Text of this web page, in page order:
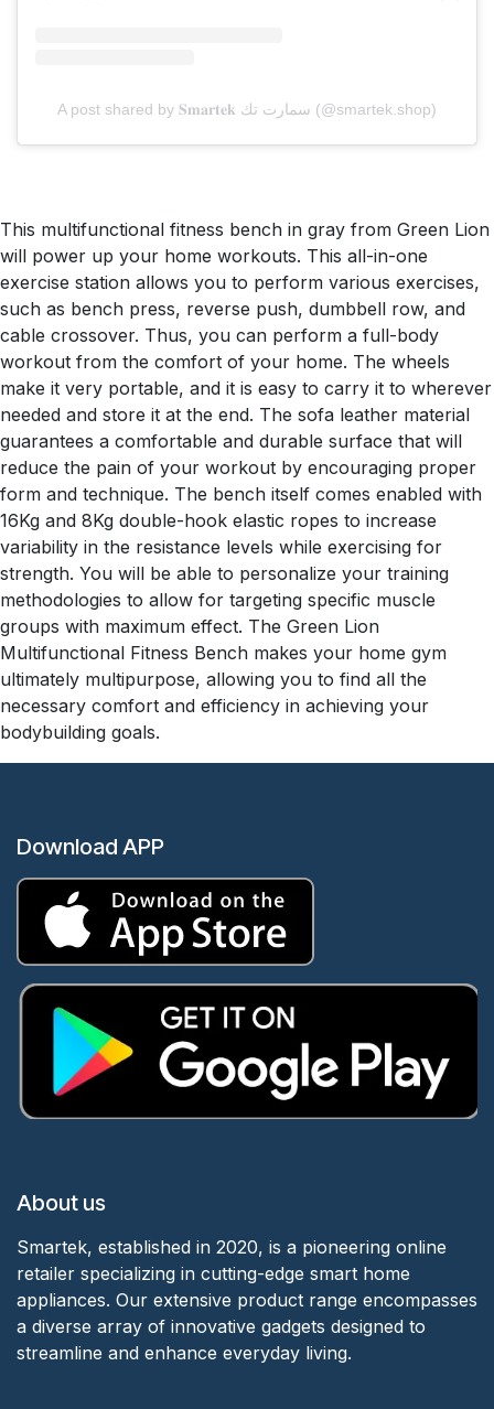
A post shared by 𝐒𝐦𝐚𝐫𝐭𝐞𝐤 سمارت تك (@smartek.shop)
This multifunctional fitness bench in gray from Green Lion
will power up your home workouts. This all-in-one
exercise station allows you to perform various exercises,
such as bench press, reverse push, dumbbell row, and
cable crossover. Thus, you can perform a full-body
workout from the comfort of your home. The wheels
make it very portable, and it is easy to carry it to wherever
needed and store it at the end. The sofa leather material
guarantees a comfortable and durable surface that will
reduce the pain of your workout by encouraging proper
form and technique. The bench itself comes enabled with
16Kg and 8Kg double-hook elastic ropes to increase
variability in the resistance levels while exercising for
strength. You will be able to personalize your training
methodologies to allow for targeting specific muscle
groups with maximum effect. The Green Lion
Multifunctional Fitness Bench makes your home gym
ultimately multipurpose, allowing you to find all the
necessary comfort and efficiency in achieving your
bodybuilding goals.
Download APP
About us
Smartek, established in 2020, is a pioneering online
retailer specializing in cutting-edge smart home
appliances. Our extensive product range encompasses
a diverse array of innovative gadgets designed to
streamline and enhance everyday living.